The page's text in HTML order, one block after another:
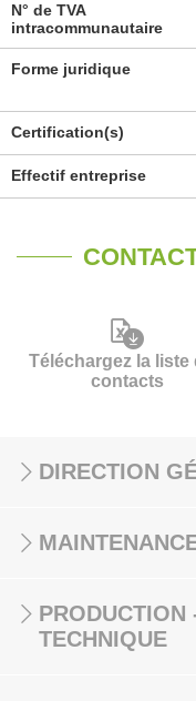
N° de TVA
intracommunautaire
Forme juridique
Certification(s)
Effectif entreprise
Téléchargez la liste
contacts
DIRECTION
PRODUCTION
TECHNIQUE